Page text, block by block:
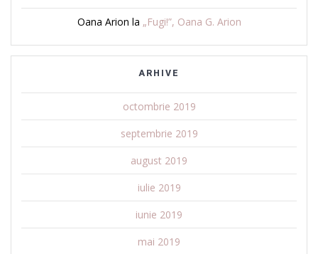
Oana Arion la „Fugi!”, Oana G. Arion
ARHIVE
octombrie 2019
septembrie 2019
august 2019
iulie 2019
iunie 2019
mai 2019